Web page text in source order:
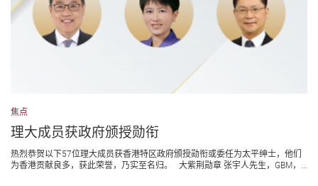
焦点
理大成员获政府颁授勋衔
热烈恭贺以下57位理大成员获香港特区政府颁授勋衔或委任为太平绅士，他们
为香港贡献良多，获此荣誉，乃实至名归。 大紫荆勋章 张宇人先生，GBM，...